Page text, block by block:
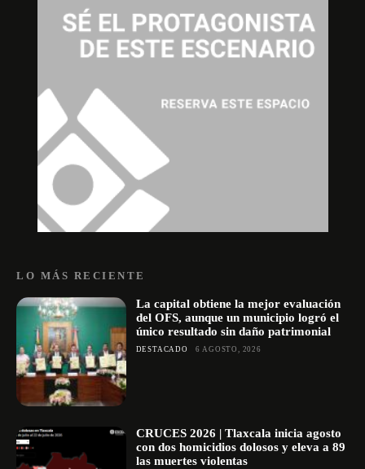
LO MÁS RECIENTE
La capital obtiene la mejor evaluación
del OFS, aunque un municipio logró el
único resultado sin daño patrimonial
DESTACADO 6 AGOSTO, 2026
CRUCES 2026 | Tlaxcala inicia agosto
con dos homicidios dolosos y eleva a 89
las muertes violentas